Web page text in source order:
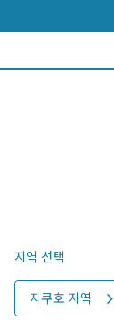
지역 선택
지쿠호 지역